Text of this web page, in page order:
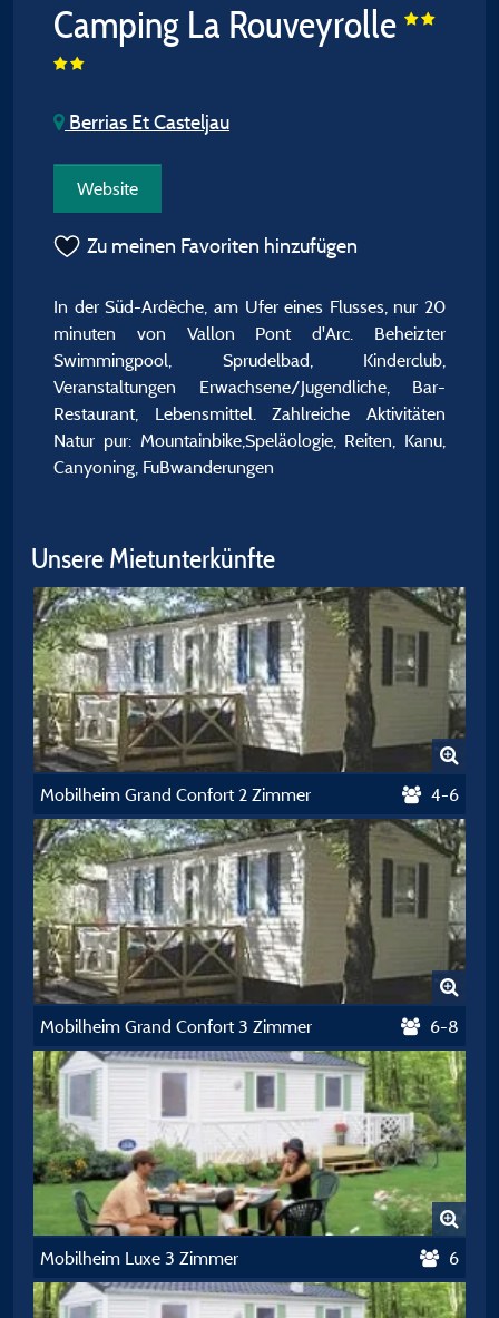
Camping La Rouveyrolle
Berrias Et Casteljau
Website
Zu meinen Favoriten hinzufügen
In der Süd-Ardèche, am Ufer eines Flusses, nur 20
minuten von Vallon Pont d'Arc. Beheizter
Swimmingpool, Sprudelbad, Kinderclub,
Veranstaltungen Erwachsene/Jugendliche, Bar-
Restaurant, Lebensmittel. Zahlreiche Aktivitäten
Natur pur: Mountainbike,Speläologie, Reiten, Kanu,
Canyoning, FuBwanderungen
Unsere Mietunterkünfte
Mobilheim Grand Confort 2 Zimmer 4-6
Mobilheim Grand Confort 3 Zimmer 6-8
Mobilheim Luxe 3 Zimmer 6